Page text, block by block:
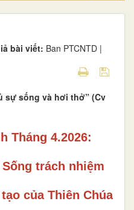
bài viết: Ban PTCNTD |
sự sống và hơi thở” (Cv
Tháng 4.2026:
trách nhiệm
của Thiên Chúa